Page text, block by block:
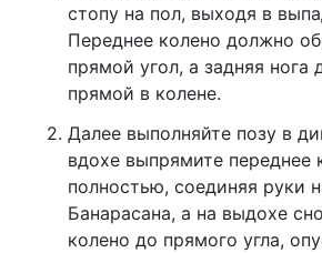
стопу на пол, выходя в
Переднее колено должно
прямой угол, а задняя нога
прямой в колене.
Далее выполняйте позу в
вдохе выпрямите переднее
полностью, соединяя руки
Банарасана, а на выдохе
колено до прямого угла,